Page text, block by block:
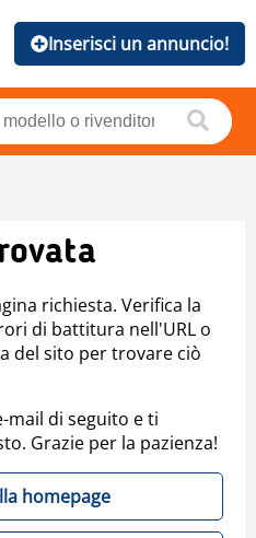
Inserisci un annuncio!
richiesta. Verifica la
di battitura nell'URL o
del sito per trovare ciò
mail di seguito e ti
Grazie per la pazienza!
homepage